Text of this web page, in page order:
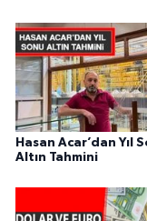
Hasan Acar’dan Yıl
Altın Tahmini